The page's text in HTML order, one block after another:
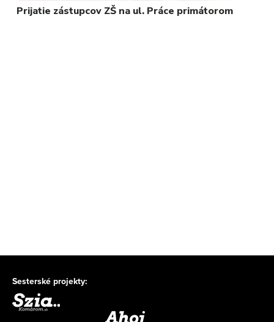
Prijatie zástupcov ZŠ na ul. Práce primátorom
Sesterské projekty: